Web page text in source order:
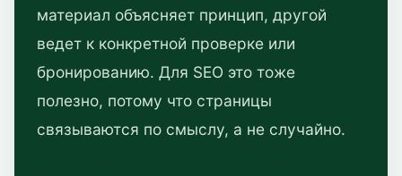
материал объясняет принцип, другой
ведет к конкретной проверке или
бронированию. Для SEO это тоже
полезно, потому что страницы
связываются по смыслу, а не случайно.